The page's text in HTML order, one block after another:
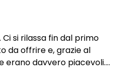
Fino alla fine
si sentiva ancora in
ma alle 16:00
trovati davvero bene e
si rilassa fin dal primo
da offrire e, grazie al
erano davvero piacevoli.